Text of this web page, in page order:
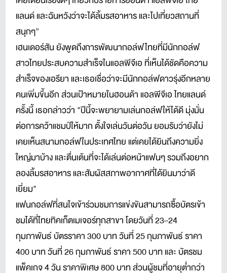
แลนด์ และฉันหวังว่าจะได้ลิ้มรสอาหาร และไปเที่ยวสถานที่
สนุกๆ”
เฮนเดอร์สัน ยังพูดถึงการพัฒนากอล์ฟไทยที่มีนักกอล์ฟ
สาวไทยประสบความสำเร็จในแอลพีจีเอ ที่เห็นได้ชัดคือความ
สำเร็จของเอรียา และเธอเชื่อว่าจะมีนักกอล์ฟดาวรุ่งอีกหลาย
คนเพิ่มขี้นอีก ส่วนเป้าหมายในฮอนด้า แอลพีจีเอ ไทยแลนด์
ครั้งนี้ เธอกล่าวว่า "ปีนี้จะพยายามเล่นกอล์ฟให้ได้ดี มุ่งมั่น
ต่อการคว้าแชมป์ให้มาก ตั้งใจเล่นวันต่อวัน ยอมรับว่ายังไม่
เคยเห็นสนามกอล์ฟในประเทศไทย แต่เคยได้ยินถึงความยิ่ง
ใหญ่มาบ้าง และตื่นเต้นที่จะได้เล่นต่อหน้าแฟนๆ รวมถึงอยาก
ลองลิ้มรสอาหาร และสัมผัสสภาพอากาศที่ได้ยินมาว่าดี
เยี่ยม"
แฟนกอล์ฟที่สนใจเข้าร่วมชมการแข่งขันสามารถซื้อบัตรเข้า
ชมได้ที่ไทยทิคเก็ตเมเจอร์ทุกสาขา โดยวันที่ 23–24
กุมภาพันธ์ บัตรราคา 300 บาท วันที่ 25 กุมภาพันธ์ ราคา
400 บาท วันที่ 26 กุมภาพันธ์ ราคา 500 บาท และ บัตรชม
แพ็คเกจ 4 วัน ราคาพิเศษ 800 บาท ส่วนผู้ชมที่อายุต่ำกว่า